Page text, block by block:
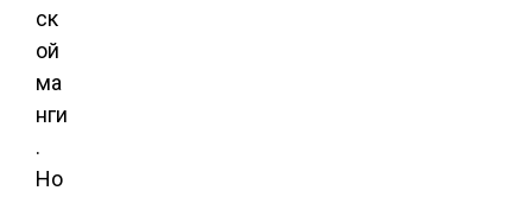
ск
ой
ма
нги
.
Но